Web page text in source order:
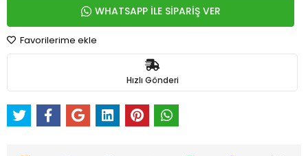
WHATSAPP İLE SİPARİŞ VER
Favorilerime ekle
Hızlı Gönderi